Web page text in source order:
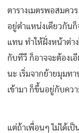
ตารางเมตรพอสมคว
อยู่ตำแหน่งเดียวกันก็
แทน ทำให้ฝั่งหน้าต่า
กับทีวี ก็อาจจะต้องเ
นะ เริ่มจากย้ายมุมท
เข้ามา ก็ขึ้นอยู่กับคว
แต่ถ้าเพื่อนๆ ไม่ได้เ